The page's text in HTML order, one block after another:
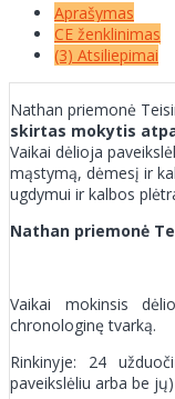
Aprašymas
CE ženklinimas
(3) Atsiliepimai
Nathan priemonė
skirtas mokytis
Vaikai dėlioja
mąstymą, dėmesį ir
ugdymui ir kalbos
Nathan priemonė
Vaikai mokinsis
chronologinę tvarką.
Rinkinyje: 24
paveikslėliu arba be